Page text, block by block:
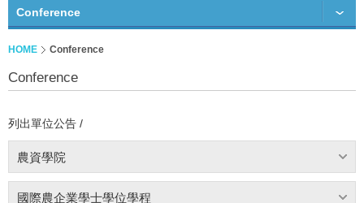
Conference
HOME Conference
Conference
列出單位公告 /
農資學院
國際農企業學士學位學程